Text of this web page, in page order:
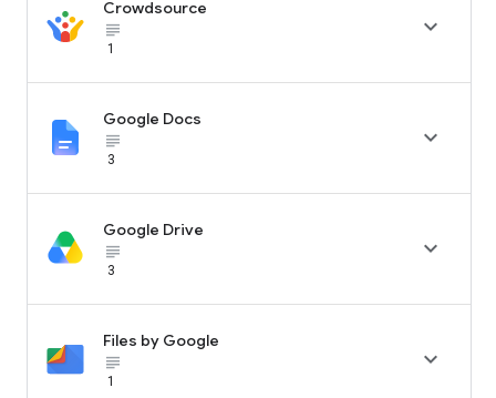
Crowdsource
subject_black
1

Google Docs
subject_black
3

Google Drive
subject_black
3

Files by Google
subject_black
1
